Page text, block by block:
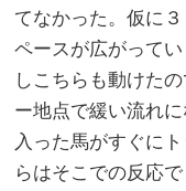
てなかった。仮に
ペースが広がって
しこちらも動けた
ー地点で緩い流れ
入った馬がすぐに
らはそこでの反応